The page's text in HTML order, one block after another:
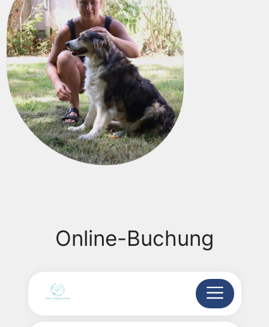
Online-Buchung